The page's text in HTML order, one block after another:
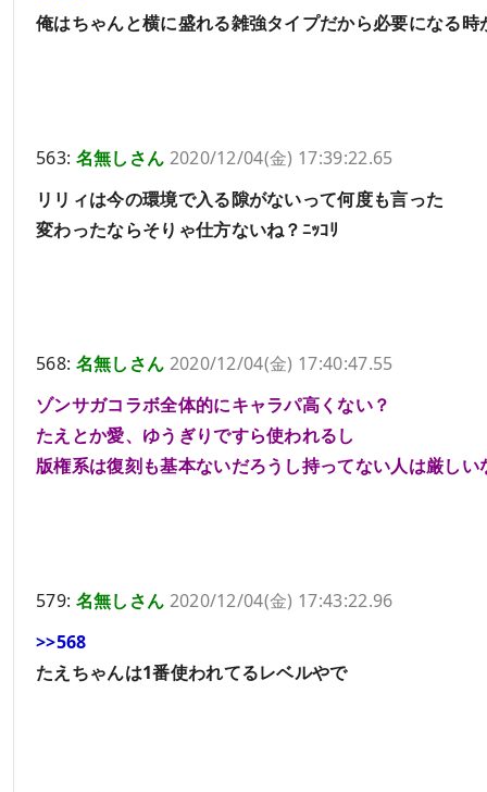
俺はちゃんと横に盛れる雑強タイプだから必要になる時
563: 名無しさん 2020/12/04(金) 17:39:22.65
リリィは今の環境で入る隙がないって何度も言った
変わったならそりゃ仕方ないね？ﾆｯｺﾘ
568: 名無しさん 2020/12/04(金) 17:40:47.55
ゾンサガコラボ全体的にキャラパ高くない？
たえとか愛、ゆうぎりですら使われるし
版権系は復刻も基本ないだろうし持ってない人は厳しい
579: 名無しさん 2020/12/04(金) 17:43:22.96
>>568
たえちゃんは1番使われてるレベルやで